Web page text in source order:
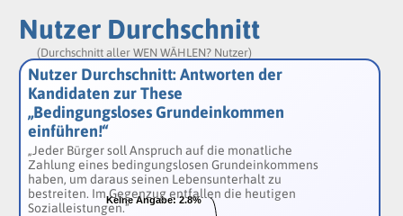
Nutzer Durchschnitt
(Durchschnitt aller WEN WÄHLEN? Nutzer)
Keine Angabe:2.8%
Keine Angabe:2.8%
Nutzer Durchschnitt: Antworten der
Kandidaten zur These
„Bedingungsloses Grundeinkommen
einführen!“
„Jeder Bürger soll Anspruch auf die monatliche
Zahlung eines bedingungslosen Grundeinkommens
haben, um daraus seinen Lebensunterhalt zu
bestreiten. Im Gegenzug entfallen die heutigen
Sozialleistungen.“